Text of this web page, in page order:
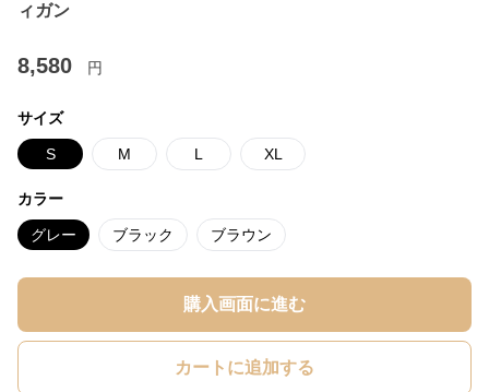
ィガン
8,580 円
サイズ
S M L XL
カラー
グレー ブラック ブラウン
購入画面に進む
カートに追加する